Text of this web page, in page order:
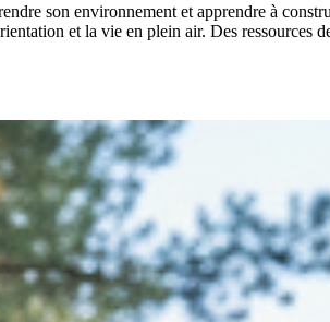
son environnement et apprendre à
et la vie en plein air. Des ressources